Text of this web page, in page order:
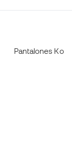
Pantalones